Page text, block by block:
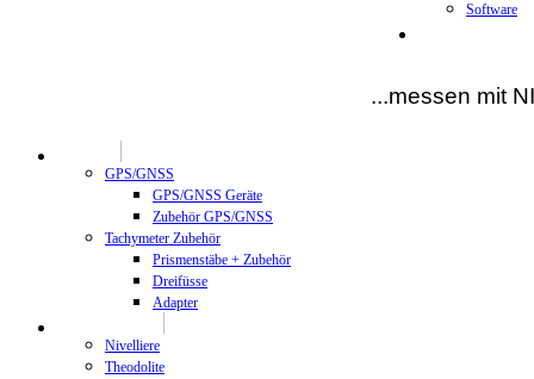
Software
...messen mit
GPS/GNSS
GPS/GNSS Geräte
Zubehör GPS/GNSS
Tachymeter Zubehör
Prismenstäbe + Zubehör
Dreifüsse
Adapter
Nivelliere
Theodolite